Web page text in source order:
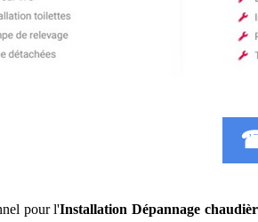
pour l'Installation Dépannage